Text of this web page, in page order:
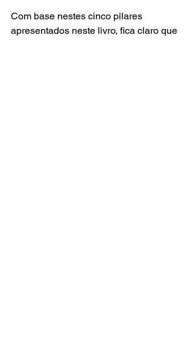
Com base nestes cinco pilares
apresentados neste livro, fica claro que